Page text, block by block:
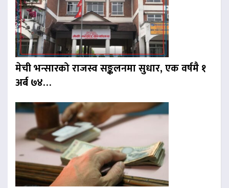
मेची भन्सारको राजस्व सङ्कलनमा सुधार, एक वर्षमै १
अर्ब ७४…